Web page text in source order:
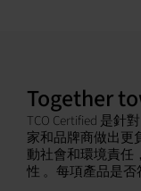
Together
TCO Certified 是針
家和品牌商做出更
動社會和環境責任
性 。每項產品是否